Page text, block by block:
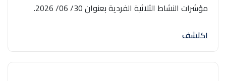
مؤشرات النشاط الثلاثية الفردية بعنوان 30/ 06/ 2026.
اكتشف